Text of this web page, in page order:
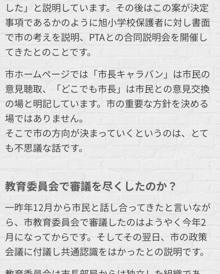
した」と説明しています。その後はこの案が決定
事項であるかのように旭小学校保護者に対し書面
で市の考えを説明、PTAとの合同説明会を開催し
てきたとのことです。
市ホームページでは「市長キャラバン」は市民の
意見聴取、「どこでも市長」は市民との意見交換
の場と明記しています。市の重要な方針を決める
場ではありません。
そこで市の方向が決まっていくというのは、とて
も不思議な話です。
教育委員会で審議を尽くしたのか？
一昨年12月から市民と話し合ってきたと言いなが
ら、市教育委員会で審議したのはようやく今年2
月になってからです。そしてその翌日、市の政策
会議に付議し共通認識をはかったとの説明です。